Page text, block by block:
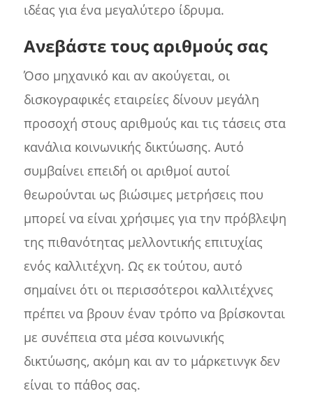
ιδέας για ένα μεγαλύτερο ίδρυμα.
Ανεβάστε τους αριθμούς σας
Όσο μηχανικό και αν ακούγεται, οι
δισκογραφικές εταιρείες δίνουν μεγάλη
προσοχή στους αριθμούς και τις τάσεις στα
κανάλια κοινωνικής δικτύωσης. Αυτό
συμβαίνει επειδή οι αριθμοί αυτοί
θεωρούνται ως βιώσιμες μετρήσεις που
μπορεί να είναι χρήσιμες για την πρόβλεψη
της πιθανότητας μελλοντικής επιτυχίας
ενός καλλιτέχνη. Ως εκ τούτου, αυτό
σημαίνει ότι οι περισσότεροι καλλιτέχνες
πρέπει να βρουν έναν τρόπο να βρίσκονται
με συνέπεια στα μέσα κοινωνικής
δικτύωσης, ακόμη και αν το μάρκετινγκ δεν
είναι το πάθος σας.